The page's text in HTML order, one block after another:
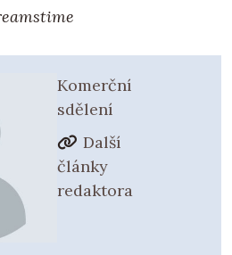
Komerční
sdělení
Další
články
redaktora